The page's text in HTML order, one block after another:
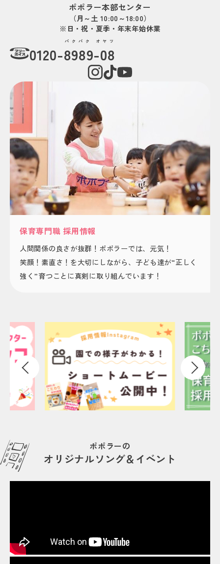
ポポラー本部センター
（月～土 10:00～18:00）
※日・祝・夏季・年末年始休業
0120-8989-08
パクパク オヤツ
保育専門職 採用情報
人間関係の良さが抜群！ポポラーでは、元気！
笑顔！素直さ！を大切にしながら、子ども達が“正しく
強く”育つことに真剣に取り組んでいます！
ポポラーの
オリジナルソング＆イベント